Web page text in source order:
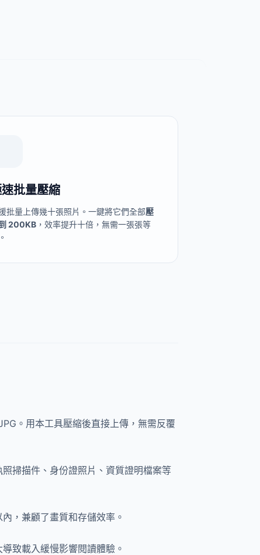
批量壓縮
批量上傳幾十張照片。一鍵將它們全部壓
200KB ，效率提升十倍，無需一張張等
。用本工具壓縮後直接上傳，無需反覆
掃描件、身份證照片、資質證明檔案等
，兼顧了畫質和存儲效率。
致載入緩慢影響閱讀體驗。